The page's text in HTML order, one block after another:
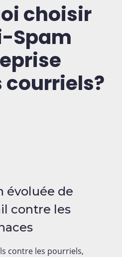
choisir
Spam
courriels?
évoluée de
contre les
contre les pourriels,